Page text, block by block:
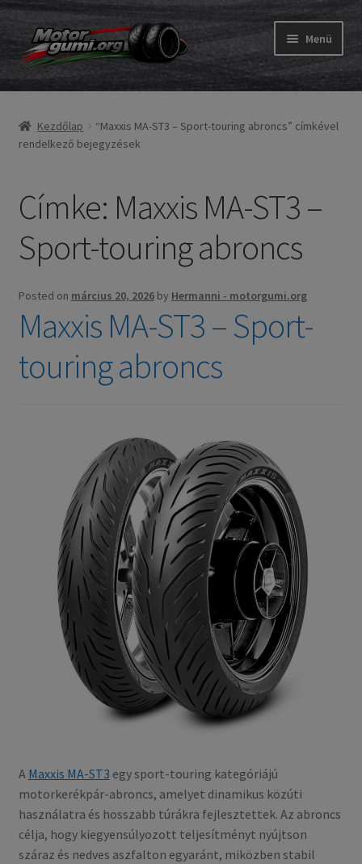
Ugrás
a
navigációhoz
Kilépés
a
tartalomba
Menü
Gumik
Expand
menu
Belső gumi és szalag
Expand
Gumi ABC
Expand
Márkák
Tesztek
Kezdőlap
“Maxxis MA-ST3 – Sport-touring abroncs” címkével
rendelkező bejegyzések
Címke: Maxxis MA-ST3 –
Sport-touring abroncs
Posted on március 20, 2026 by Hermanni - motorgumi.org
Maxxis MA-ST3 – Sport-
touring abroncs
A Maxxis MA-ST3 egy sport-touring kategóriájú
motorkerékpár-abroncs, amelyet dinamikus közúti
használatra és hosszabb túrákra fejlesztettek. Az abroncs
célja, hogy kiegyensúlyozott teljesítményt nyújtson
száraz és nedves aszfalton egyaránt, miközben stabil